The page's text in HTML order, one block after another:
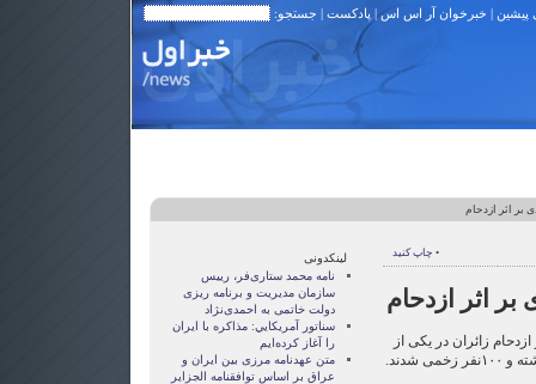
پیشین | خبرخوان آر اس اس| پادکست | جستجو:
• چاپ کنید
زائران در یکی از
لینکدونی
نامه محمد ستاری‌فر، رییس
سازمان مدیریت و برنامه ریزی
دولت خاتمی به احمدی‌نژاد
سناتور آمريکايي: مذاکره با ايران
را آغاز کرده‌ايم
متن عهدنامه مرزى بين ايران و
عراق بر اساس توافقنامه الجزاير